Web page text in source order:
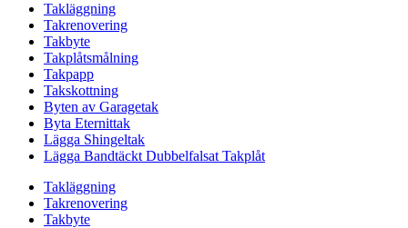
Takläggning
Takrenovering
Takbyte
Takplåtsmålning
Takpapp
Takskottning
Byten av Garagetak
Byta Eternittak
Lägga Shingeltak
Lägga Bandtäckt Dubbelfalsat Takplåt
Takläggning
Takrenovering
Takbyte